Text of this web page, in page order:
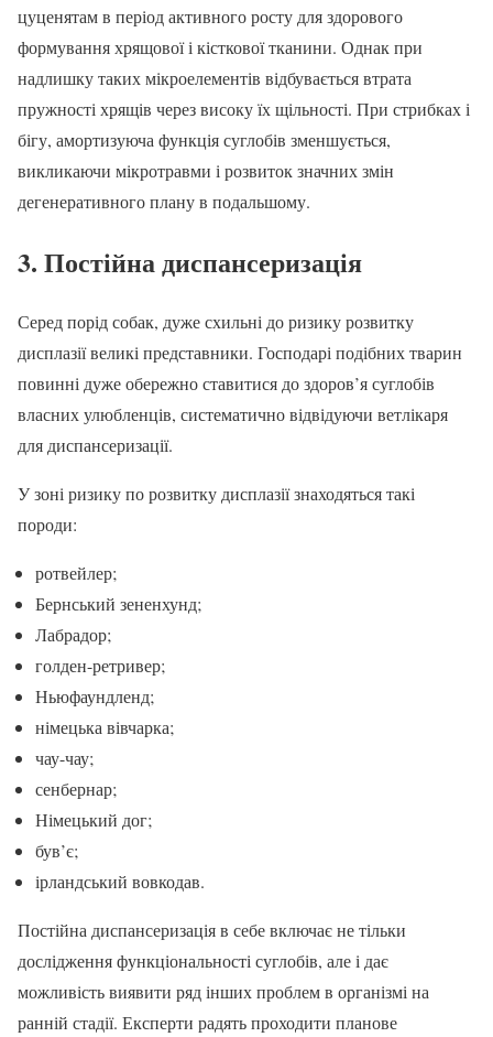
цуценятам в період активного росту для здорового
формування хрящової і кісткової тканини. Однак при
надлишку таких мікроелементів відбувається втрата
пружності хрящів через високу їх щільності. При стрибках і
бігу, амортизуюча функція суглобів зменшується,
викликаючи мікротравми і розвиток значних змін
дегенеративного плану в подальшому.
3. Постійна диспансеризація
Серед порід собак, дуже схильні до ризику розвитку
дисплазії великі представники. Господарі подібних тварин
повинні дуже обережно ставитися до здоров’я суглобів
власних улюбленців, систематично відвідуючи ветлікаря
для диспансеризації.
У зоні ризику по розвитку дисплазії знаходяться такі
породи:
ротвейлер;
Бернський зененхунд;
Лабрадор;
голден-ретривер;
Ньюфаундленд;
німецька вівчарка;
чау-чау;
сенбернар;
Німецький дог;
був’є;
ірландський вовкодав.
Постійна диспансеризація в себе включає не тільки
дослідження функціональності суглобів, але і дає
можливість виявити ряд інших проблем в організмі на
ранній стадії. Експерти радять проходити планове